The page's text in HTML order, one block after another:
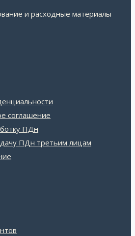
и расходные материалы
соглашение
ПДн
ПДн третьим лицам